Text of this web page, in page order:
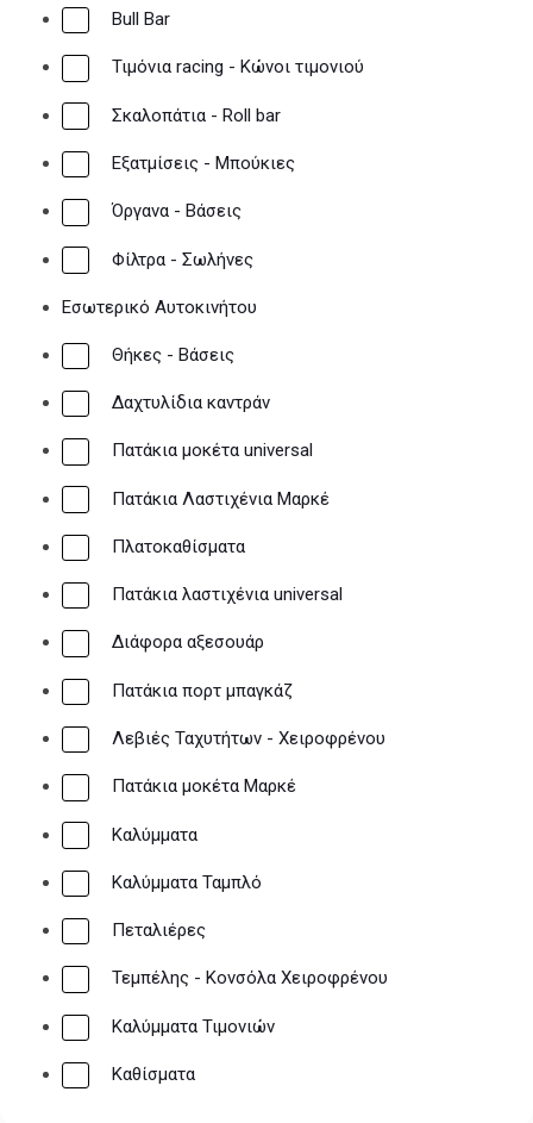
Bull Bar
Τιμόνια racing - Κώνοι τιμονιού
Σκαλοπάτια - Roll bar
Εξατμίσεις - Μπούκιες
Όργανα - Βάσεις
Φίλτρα - Σωλήνες
Εσωτερικό Αυτοκινήτου
Θήκες - Βάσεις
Δαχτυλίδια καντράν
Πατάκια μοκέτα universal
Πατάκια Λαστιχένια Μαρκέ
Πλατοκαθίσματα
Πατάκια λαστιχένια universal
Διάφορα αξεσουάρ
Πατάκια πορτ μπαγκάζ
Λεβιές Ταχυτήτων - Χειροφρένου
Πατάκια μοκέτα Μαρκέ
Καλύμματα
Καλύμματα Ταμπλό
Πεταλιέρες
Τεμπέλης - Κονσόλα Χειροφρένου
Καλύμματα Τιμονιών
Καθίσματα